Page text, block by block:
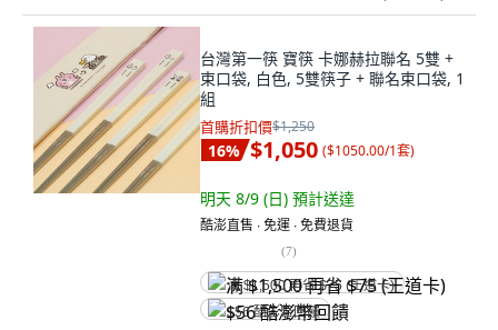
台灣第一筷 寶筷 卡娜赫拉聯名 5雙 +
束口袋, 白色, 5雙筷子 + 聯名束口袋, 1
組
首購折扣價$1,250
16% $1,050 ($1050.00/1套)
明天 8/9 (日) 預計送達
酷澎直售 ∙ 免運 ∙ 免費退貨
(7)
满 $1,500 再省 $75 (王道卡)
$56 酷澎幣回饋